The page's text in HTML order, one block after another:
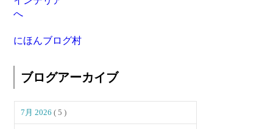
にほんブログ村
ブログアーカイブ
7月 2026( 5 )